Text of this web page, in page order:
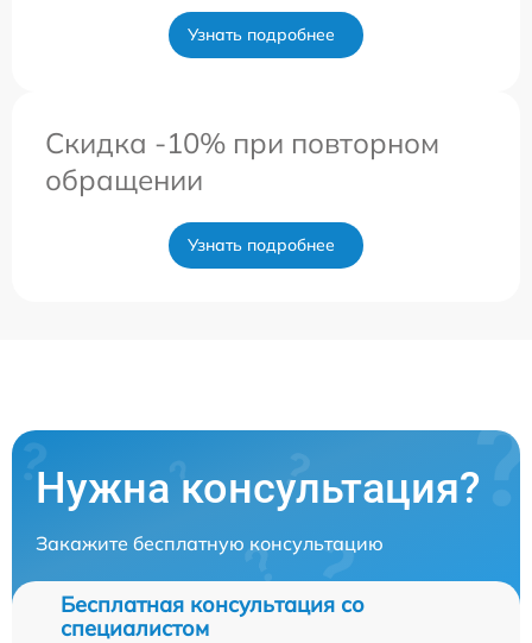
Узнать подробнее
Скидка -10% при повторном
обращении
Узнать подробнее
Нужна консультация?
Закажите бесплатную консультацию
Бесплатная консультация со
специалистом